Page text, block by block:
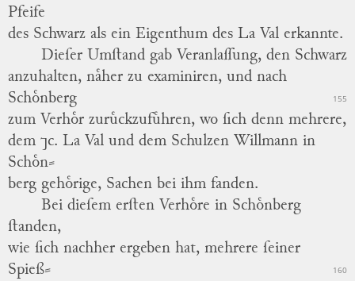
Pfeife
des Schwarz als ein Eigenthum des La Val erkannte.
Dieſer Umſtand gab Veranlaſſung, den Schwarz
anzuhalten, naͤher zu examiniren, und nach
Schoͤnberg
155
zum Verhoͤr zuruͤckzufuͤhren, wo ſich denn mehrere,
dem ⁊c. La Val und dem Schulzen Willmann in
Schoͤn⸗
berg gehoͤrige, Sachen bei ihm fanden.
Bei dieſem erſten Verhoͤre in Schoͤnberg
ſtanden,
wie ſich nachher ergeben hat, mehrere ſeiner
Spieß⸗ 160